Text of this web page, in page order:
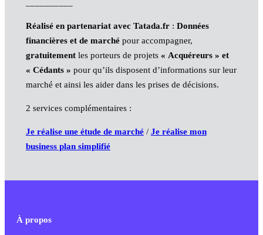
Réalisé en partenariat avec Tatada.fr: Données
financières et de marchépour accompagner,
gratuitement les porteurs de projets « Acquéreurs » et
« Cédants » pour qu’ils disposent d’informations sur leur
marché et ainsi les aider dans les prises de décisions.
2 services complémentaires :
Je réalise une étude de marché/ Je réalise mon
business plan simplifié
À propos